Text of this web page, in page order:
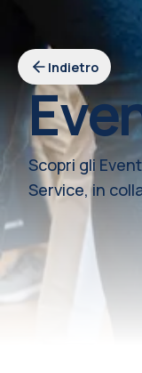
Indietro
Scopri gli
Service, in